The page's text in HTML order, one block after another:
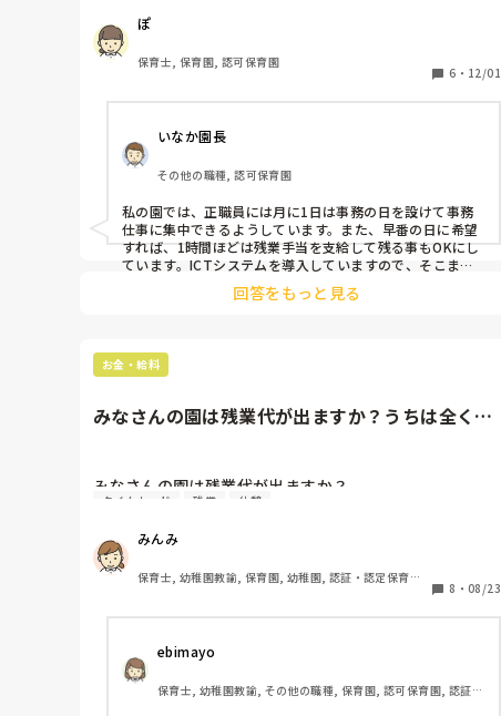
他の保育園はどうやって事務時間を確保してるんでしょ
うか？残業したとしても残業代出てますか？
ぽ
保育士, 保育園, 認可保育園
6 ・ 12/01
いなか園長
その他の職種, 認可保育園
私の園では、正職員には月に1日は事務の日を設けて事務
仕事に集中できるようしています。また、早番の日に希望
すれば、1時間ほどは残業手当を支給して残る事もOKにし
ています。ICTシステムを導入していますので、そこまで
事務仕事に時間をとられる事もないようです。
回答をもっと見る
お金・給料
みなさんの園は残業代が出ますか？うちは全く出
みなさんの園は残業代が出ますか？
時間程度では終わらない残業です。
有給休暇も、理由を説明しないと申請できません。普通
ですか？
また、休憩も取れていません。
が入ることもあると思うのですが、その場合休憩時間は
ナシになりますか？
タイムカード 残業 休憩
みんみ
保育士, 幼稚園教諭, 保育園, 幼稚園, 認証・認定保育園,
8 ・ 08/23
ebimayo
保育士, 幼稚園教諭, その他の職種, 保育園, 認可保育園, 認証・